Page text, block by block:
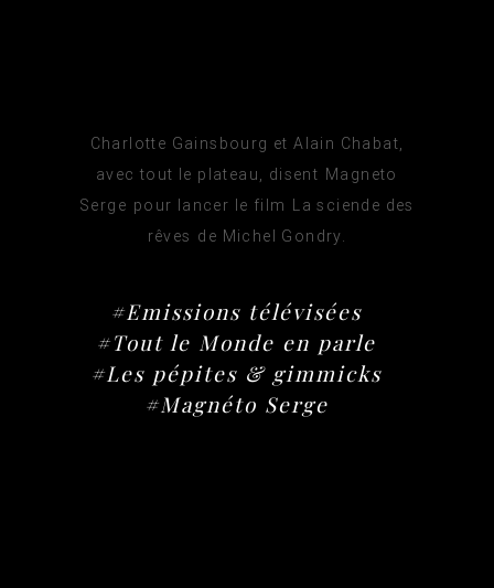
Charlotte Gainsbourg et Alain Chabat,
avec tout le plateau, disent Magneto
Serge pour lancer le film La sciende des
rêves de Michel Gondry.
#Emissions télévisées
#Tout le Monde en parle
#Les pépites & gimmicks
#Magnéto Serge